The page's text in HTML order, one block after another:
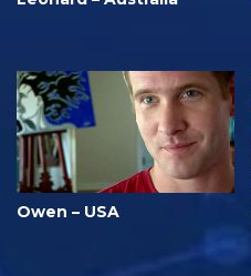
Owen – USA